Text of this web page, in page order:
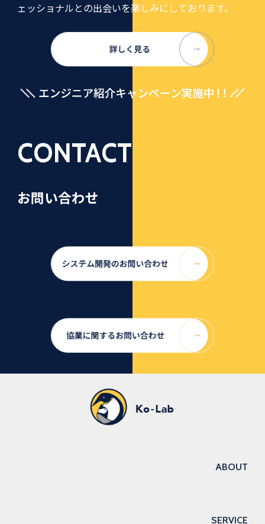
ェッショナルとの出会いを楽しみにしております。
CONTACT
お問い合わせ
ABOUT
SERVICE